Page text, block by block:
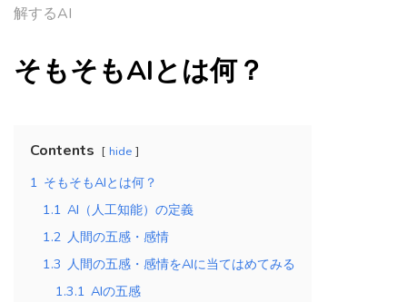
解するAI
そもそもAIとは何？
Contents hide
1 そもそもAIとは何？
1.1 AI（人工知能）の定義
1.2 人間の五感・感情
1.3 人間の五感・感情をAIに当てはめてみる
1.3.1 AIの五感